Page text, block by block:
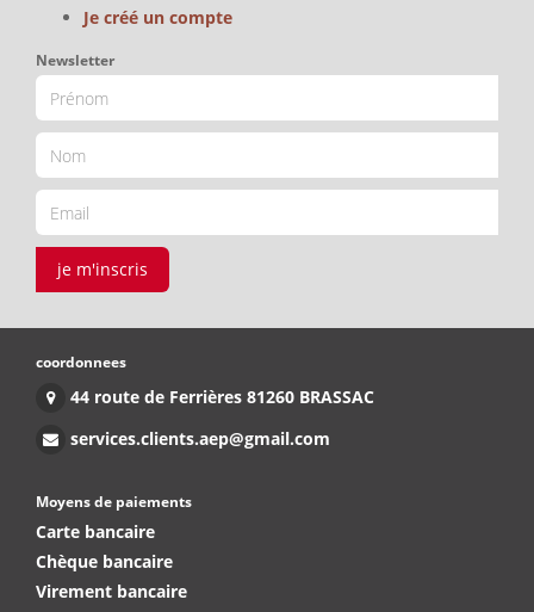
Je créé un compte
Newsletter
je m'inscris
coordonnees
44 route de Ferrières 81260 BRASSAC
services.clients.aep@gmail.com
Moyens de paiements
Carte bancaire
Chèque bancaire
Virement bancaire